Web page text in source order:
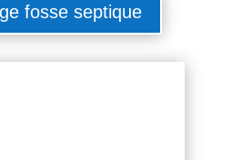
fosse septique